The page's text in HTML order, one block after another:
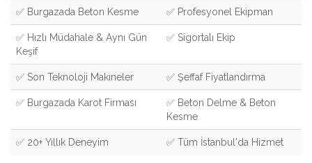
✅ Burgazada Beton Kesme ✅ Profesyonel Ekipman
✅ Hızlı Müdahale & Aynı Gün
Keşif
✅ Sigortalı Ekip
✅ Son Teknoloji Makineler ✅ Şeffaf Fiyatlandırma
✅ Burgazada Karot Firması
✅ Beton Delme & Beton
Kesme
✅ 20+ Yıllık Deneyim ✅ Tüm İstanbul'da Hizmet